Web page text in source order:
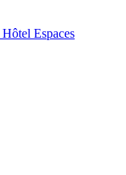
Hôtel Espaces